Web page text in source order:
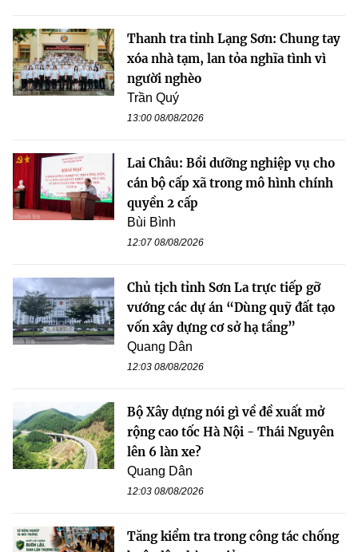
Thanh tra tỉnh Lạng Sơn: Chung tay
xóa nhà tạm, lan tỏa nghĩa tình vì
người nghèo
Trần Quý
13:00 08/08/2026
Lai Châu: Bồi dưỡng nghiệp vụ cho
cán bộ cấp xã trong mô hình chính
quyền 2 cấp
Bùi Bình
12:07 08/08/2026
Chủ tịch tỉnh Sơn La trực tiếp gỡ
vướng các dự án “Dùng quỹ đất tạo
vốn xây dựng cơ sở hạ tầng”
Quang Dân
12:03 08/08/2026
Bộ Xây dựng nói gì về đề xuất mở
rộng cao tốc Hà Nội - Thái Nguyên
lên 6 làn xe?
Quang Dân
12:03 08/08/2026
Tăng kiểm tra trong công tác chống